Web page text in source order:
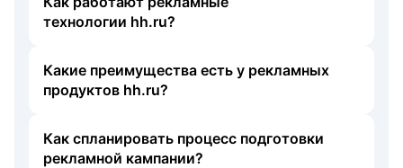
технологии hh.ru?
Какие преимущества есть у рекламных
продуктов hh.ru?
Как спланировать процесс подготовки
рекламной кампании?